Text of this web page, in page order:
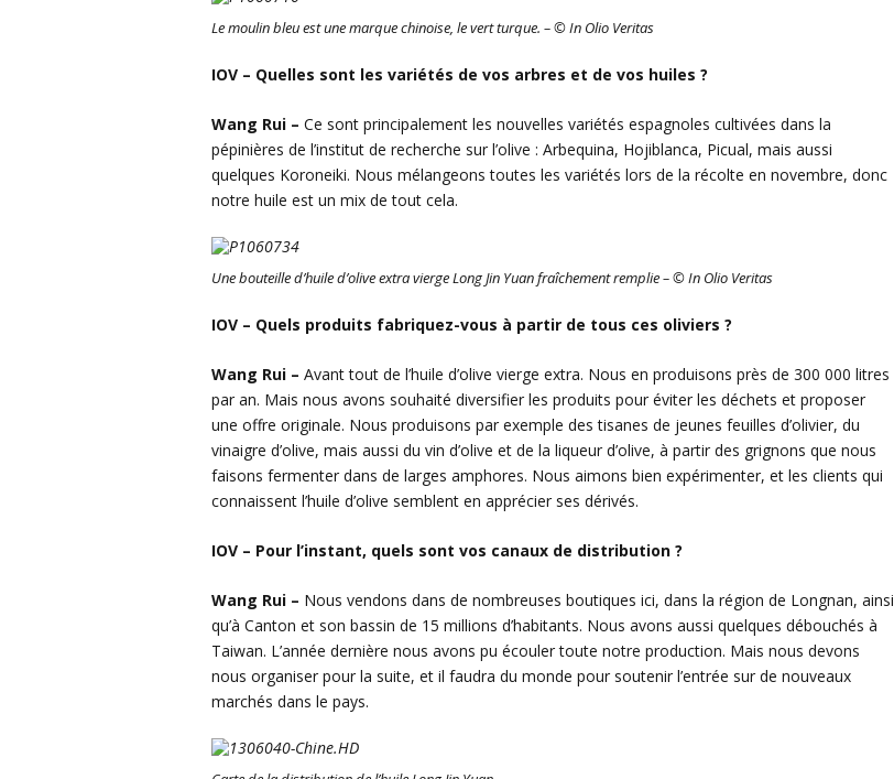
Le moulin bleu est une marque chinoise, le vert turque. – © In Olio Veritas
IOV – Quelles sont les variétés de vos arbres et de vos huiles ?
Wang Rui – Ce sont principalement les nouvelles variétés espagnoles cultivées dans la
pépinières de l’institut de recherche sur l’olive : Arbequina, Hojiblanca, Picual, mais aussi
quelques Koroneiki. Nous mélangeons toutes les variétés lors de la récolte en novembre, donc
notre huile est un mix de tout cela.
Une bouteille d’huile d’olive extra vierge Long Jin Yuan fraîchement remplie – © In Olio Veritas
IOV – Quels produits fabriquez-vous à partir de tous ces oliviers ?
Wang Rui – Avant tout de l’huile d’olive vierge extra. Nous en produisons près de 300 000 litres
par an. Mais nous avons souhaité diversifier les produits pour éviter les déchets et proposer
une offre originale. Nous produisons par exemple des tisanes de jeunes feuilles d’olivier, du
vinaigre d’olive, mais aussi du vin d’olive et de la liqueur d’olive, à partir des grignons que nous
faisons fermenter dans de larges amphores. Nous aimons bien expérimenter, et les clients qui
connaissent l’huile d’olive semblent en apprécier ses dérivés.
IOV – Pour l’instant, quels sont vos canaux de distribution ?
Wang Rui – Nous vendons dans de nombreuses boutiques ici, dans la région de Longnan, ainsi
qu’à Canton et son bassin de 15 millions d’habitants. Nous avons aussi quelques débouchés à
Taiwan. L’année dernière nous avons pu écouler toute notre production. Mais nous devons
nous organiser pour la suite, et il faudra du monde pour soutenir l’entrée sur de nouveaux
marchés dans le pays.